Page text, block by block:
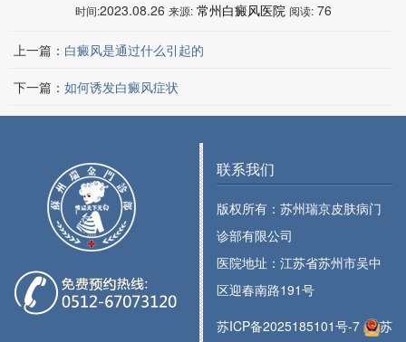
时间:2023.08.26 来源: 常州白癜风医院 阅读: 76
上一篇： 白癜风是通过什么引起的
下一篇： 如何诱发白癜风症状
联系我们
版权所有：苏州瑞京皮肤病门
诊部有限公司
医院地址：江苏省苏州市吴中
区迎春南路191号
苏ICP备2025185101号-7
苏